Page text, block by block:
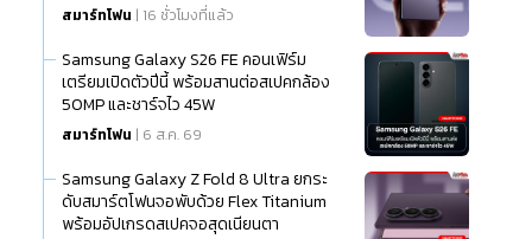
สมาร์ทโฟน | 16 ชั่วโมงที่แล้ว
Samsung Galaxy S26 FE คอนเฟิร์ม
เตรียมเปิดตัวปีนี้ พร้อมสานต่อสเปคกล้อง
50MP และชาร์จไว 45W
สมาร์ทโฟน | 6 ส.ค. 69
Samsung Galaxy Z Fold 8 Ultra ยกระ
ดับสมาร์ตโฟนจอพับด้วย Flex Titanium
พร้อมอัปเกรดสเปคจอสุดเนียนตา